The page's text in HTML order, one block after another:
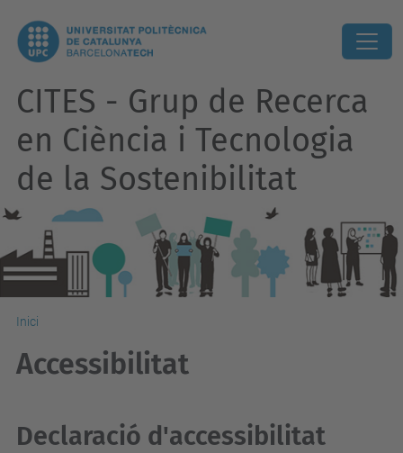
CITES - Grup de Recerca
en Ciència i Tecnologia
de la Sostenibilitat
Inici
Accessibilitat
Declaració d'accessibilitat